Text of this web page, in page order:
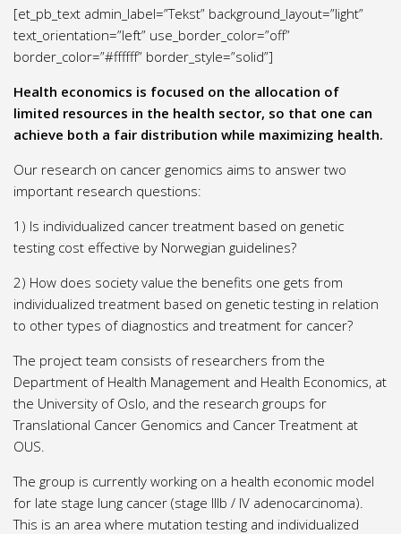
[et_pb_text admin_label=”Tekst” background_layout=”light”
text_orientation=”left” use_border_color=”off”
border_color=”#ffffff” border_style=”solid”]
Health economics is focused on the allocation of
limited resources in the health sector, so that one can
achieve both a fair distribution while maximizing health.
Our research on cancer genomics aims to answer two
important research questions:
1) Is individualized cancer treatment based on genetic
testing cost effective by Norwegian guidelines?
2) How does society value the benefits one gets from
individualized treatment based on genetic testing in relation
to other types of diagnostics and treatment for cancer?
The project team consists of researchers from the
Department of Health Management and Health Economics, at
the University of Oslo, and the research groups for
Translational Cancer Genomics and Cancer Treatment at
OUS.
The group is currently working on a health economic model
for late stage lung cancer (stage IIIb / IV adenocarcinoma).
This is an area where mutation testing and individualized